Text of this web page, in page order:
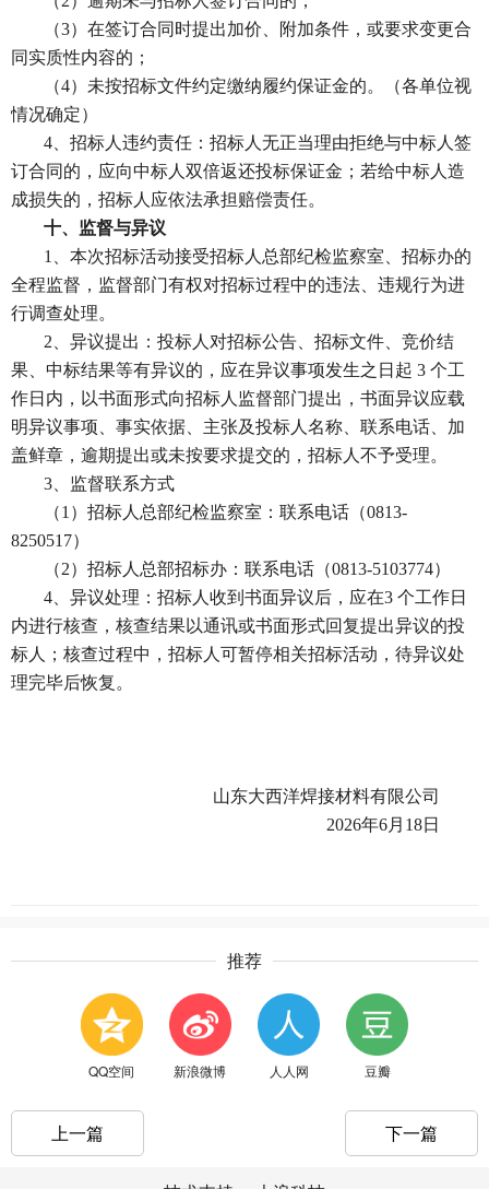
（3）在签订合同时提出加价、附加条件，或要求变更合
同实质性内容的；
（4）未按招标文件约定缴纳履约保证金的。（各单位视
情况确定）
4、招标人违约责任：招标人无正当理由拒绝与中标人签
订合同的，应向中标人双倍返还投标保证金；若给中标人造
成损失的，招标人应依法承担赔偿责任。
十、监督与异议
1、本次招标活动接受招标人总部纪检监察室、招标办的
全程监督，监督部门有权对招标过程中的违法、违规行为进
行调查处理。
2、异议提出：投标人对招标公告、招标文件、竞价结
果、中标结果等有异议的，应在异议事项发生之日起 3 个工
作日内，以书面形式向招标人监督部门提出，书面异议应载
明异议事项、事实依据、主张及投标人名称、联系电话、加
盖鲜章，逾期提出或未按要求提交的，招标人不予受理。
3、监督联系方式
（1）招标人总部纪检监察室：联系电话（0813-
8250517）
（2）招标人总部招标办：联系电话（0813-5103774）
4、异议处理：招标人收到书面异议后，应在3 个工作日
内进行核查，核查结果以通讯或书面形式回复提出异议的投
标人；核查过程中，招标人可暂停相关招标活动，待异议处
理完毕后恢复。
山东大西洋焊接材料有限公司
2026年6月 18日
推荐
QQ空间 新浪微博 人人网 豆瓣
上一篇 下一篇